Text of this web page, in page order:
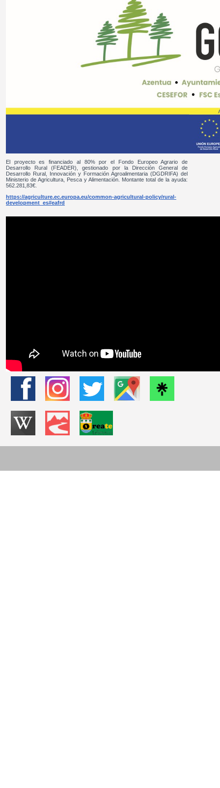
El proyecto es financiado al 80% por el Fondo Europeo Agrario de
Desarrollo Rural (FEADER), gestionado por la Dirección General de
Desarrollo Rural, Innovación y Formación Agroalimentaria (DGDRIFA) del
Ministerio de Agricultura, Pesca y Alimentación. Montante total de la ayuda:
562.281,83€.
https://agriculture.ec.europa.eu/common-agricultural-policy/rural-
development_es#eafrd